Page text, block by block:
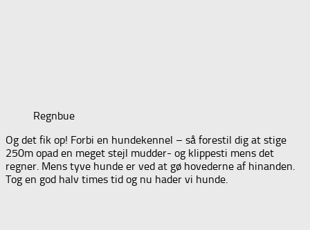
Regnbue
Og det fik op! Forbi en hundekennel – så forestil dig at stige
250m opad en meget stejl mudder- og klippesti mens det
regner. Mens tyve hunde er ved at gø hovederne af hinanden.
Tog en god halv times tid og nu hader vi hunde.